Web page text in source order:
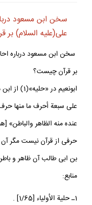
سخن ابن مسعود
على(عليه السلام)
سخن ابن مسعود درباره
بر قرآن چيست؟
ابونعيم
على سبعة أحرف ما منها
عنده منه الظاهر
حرفى از قرآن نيست مگر
بن ابى طالب آن ظاهر و
منابع:
1ـ حلية الأولياء [1/65] .